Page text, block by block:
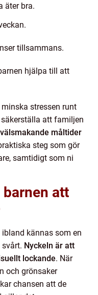
äter bra.
tillsammans.
hjälpa till att
stressen runt
att familjen
måltider
steg som gör
samtidigt som ni
att
kännas som en
svårt. Nyckeln är att
lockande. När
och grönsaker
chansen att de